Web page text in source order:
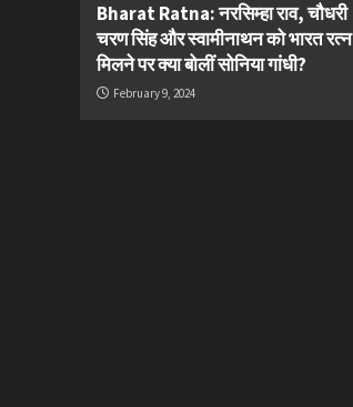
Bharat Ratna: नरसिम्हा राव, चौधरी
चरण सिंह और स्वामीनाथन को भारत रत्न
मिलने पर क्या बोलीं सोनिया गांधी?
February 9, 2024